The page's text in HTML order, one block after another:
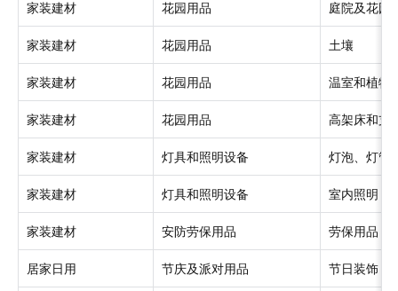
家装建材 花园用品 庭院及花园
家装建材 花园用品 土壤
家装建材 花园用品 温室和植物
家装建材 花园用品 高架床和支
家装建材 灯具和照明设备 灯泡、灯管
家装建材 灯具和照明设备 室内照明
家装建材 安防劳保用品 劳保用品
居家日用 节庆及派对用品 节日装饰